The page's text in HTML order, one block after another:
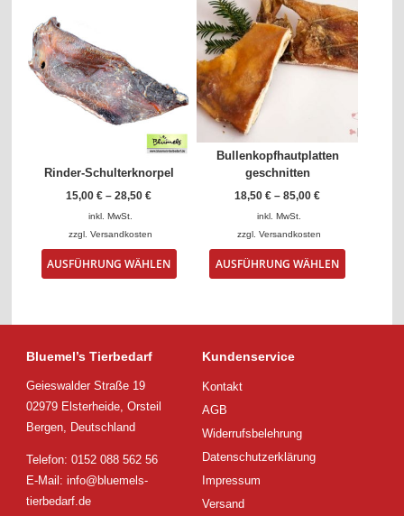
Varianten
Optionen
können
auf
der
Produktseite
gewählt
Varianten
auf.
Die
Optionen
können
der
Rinder-Schulterknorpel
15,00€ –28,50€
inkl. MwSt.
zzgl.Versandkosten
AUSFÜHRUNG WÄHLEN
Dieses
Produkt
können
Produktseite
gewählt
werden
Bullenkopfhautplatten
geschnitten
18,50€ –85,00€
inkl. MwSt.
zzgl.Versandkosten
AUSFÜHRUNG WÄHLEN
Dieses
Bluemel’s Tierbedarf
Geieswalder Straße 19
02979 Elsterheide, Orsteil
Bergen, Deutschland
Telefon: 0152 088 562 56
E-Mail:info@bluemels-
tierbedarf.de
Kundenservice
Kontakt
AGB
Widerrufsbelehrung
Datenschutzerklärung
Impressum
Versand